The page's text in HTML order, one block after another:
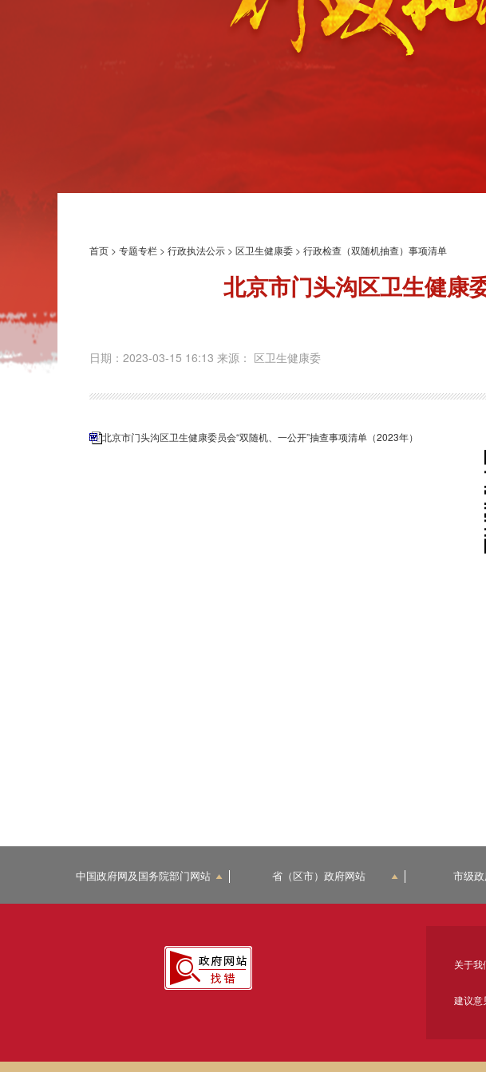
首页 >专题专栏 >行政执法公示 >区卫生健康委 >行政检查（双随机抽查）事项清单
北京市门头沟区卫生健康
日期：2023-03-15 16:13 来源： 区卫生健康委
北京市门头沟区卫生健康委员会“双随机、一公开”抽查事项清单（2023年）
中国政府网及国务院部门网站 省（区市）政府网站 市级
关于我
建议意